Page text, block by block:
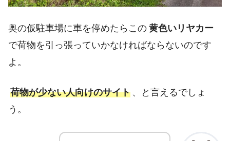
奥の仮駐車場に車を停めたらこの 黄色いリヤカー
で荷物を引っ張っていかなければならないのです
よ。
荷物が少ない人向けのサイト 、と言えるでしょ
う。